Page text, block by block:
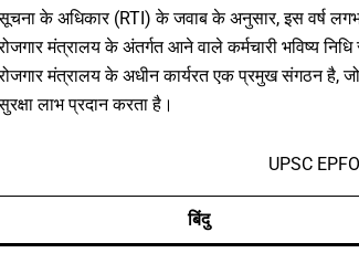
के अधिकार (RTI) के जवाब के अनुसार, इस वर्ष लगभग
मंत्रालय के अंतर्गत आने वाले कर्मचारी भविष्य
मंत्रालय के अधीन कार्यरत एक प्रमुख संगठन है,
लाभ प्रदान करता है।
UPSC
बिंदु